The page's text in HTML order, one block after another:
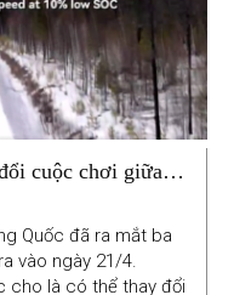
cuộc chơi giữa
Quốc đã ra mắt ba
vào ngày 21/4.
cho là có thể thay đổi